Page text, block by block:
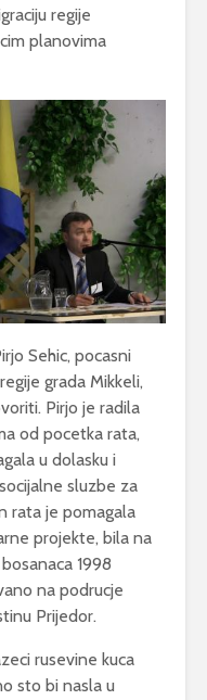
regije
planovima
Sehic, pocasni
grada Mikkeli,
Pirjo je radila
od pocetka rata,
u dolasku i
sluzbe za
rata je pomagala
projekte, bila na
1998
na podrucje
Prijedor.
rusevine kuca
sto bi nasla u